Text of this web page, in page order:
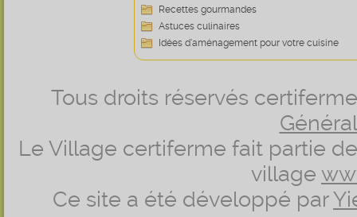
Recettes gourmandes
Astuces culinaires
Idées d’aménagement pour votre cuisine
Tous droits réservés
Le Village certiferme fait partie
village
Ce site a été développé par